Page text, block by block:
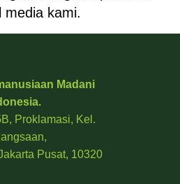
media kami.
Madani
Proklamasi, Kel.
Pusat, 10320